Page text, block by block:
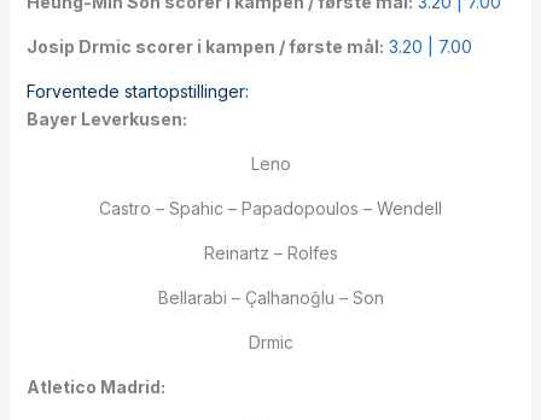
Josip Drmic scorer i kampen / første mål: 3.20 | 7.00
Forventede startopstillinger:
Bayer Leverkusen:
Leno
Castro – Spahic – Papadopoulos – Wendell
Reinartz – Rolfes
Bellarabi – Çalhanoğlu – Son
Drmic
Atletico Madrid: